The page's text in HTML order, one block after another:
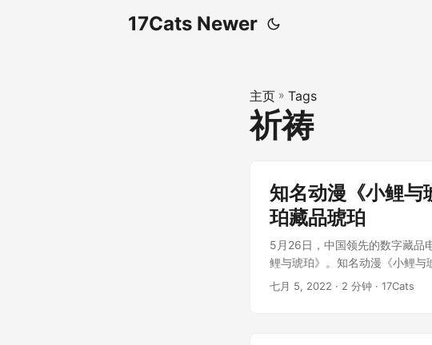
17Cats Newer
主页 » Tags
祈祷
知名动漫《小鲤与
珀藏品琥珀
5月26日，中国领先的数字藏品
鲤与琥珀》。知名动漫《小鲤与
七月 5, 2022 · 2 分钟 · 17Cats